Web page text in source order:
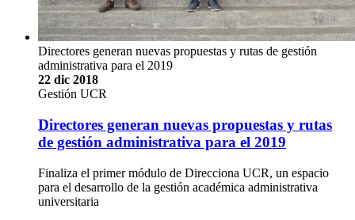
Directores generan nuevas propuestas y rutas de gestión
administrativa para el 2019
22 dic 2018
Gestión UCR
Directores generan nuevas propuestas y rutas
de gestión administrativa para el 2019
Finaliza el primer módulo de Direcciona UCR, un espacio
para el desarrollo de la gestión académica administrativa
universitaria